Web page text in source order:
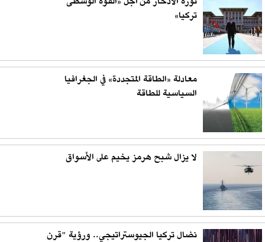
تركيا»
معادلة «الطاقة المتجددة» في الجغرافيا
السياسية للطاقة
لا يزال شبح هرمز يخيم على الأسواق
نضال تركيا الجيوستراتيجي.. ورؤية "قرن